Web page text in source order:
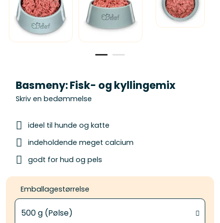
Basmeny: Fisk- og kyllingemix
Skriv en bedømmelse
ideel til hunde og katte
indeholdende meget calcium
godt for hud og pels
Emballagestørrelse